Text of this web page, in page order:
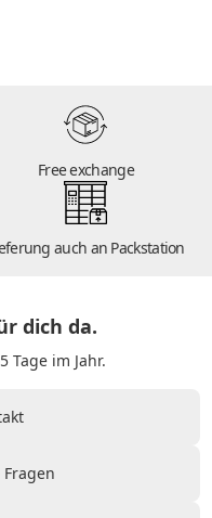
Free exchange
auch an Packstation
dich da.
Tage im Jahr.